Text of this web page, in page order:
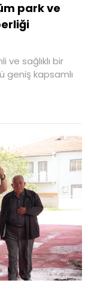
park ve
sağlıklı bir
geniş kapsamlı